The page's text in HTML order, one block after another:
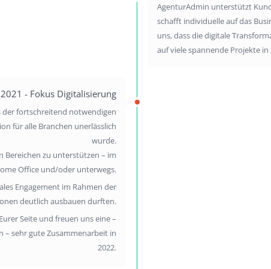
AgenturAdmin unterstützt
schafft individuelle auf das
uns, dass die digitale
auf viele spannende Projekte in
2021 - Fokus Digitalisierung
der fortschreitend notwendigen
für alle Branchen unerlässlich
wurde.
Bereichen zu unterstützen – im
Office und/oder unterwegs.
Engagement im Rahmen der
deutlich ausbauen durften.
Seite und freuen uns eine –
sehr gute Zusammenarbeit in
2022.